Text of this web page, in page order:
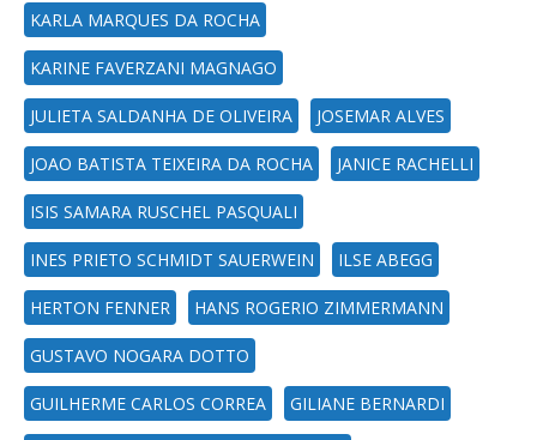
KARLA MARQUES DA ROCHA
KARINE FAVERZANI MAGNAGO
JULIETA SALDANHA DE OLIVEIRA JOSEMAR ALVES
JOAO BATISTA TEIXEIRA DA ROCHA JANICE RACHELLI
ISIS SAMARA RUSCHEL PASQUALI
INES PRIETO SCHMIDT SAUERWEIN ILSE ABEGG
HERTON FENNER HANS ROGERIO ZIMMERMANN
GUSTAVO NOGARA DOTTO
GUILHERME CARLOS CORREA GILIANE BERNARDI